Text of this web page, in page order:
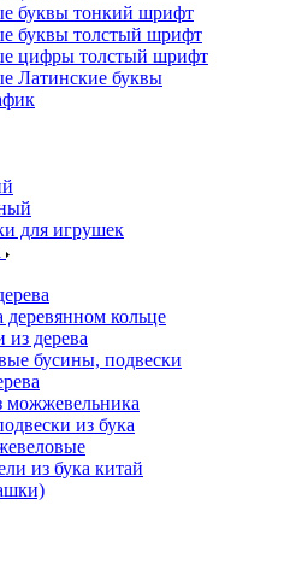
буквы тонкий шрифт
буквы толстый шрифт
цифры толстый шрифт
Латинские буквы
для игрушек
деревянном кольце
дерева
бусины, подвески
можжевельника
из бука
из бука китай